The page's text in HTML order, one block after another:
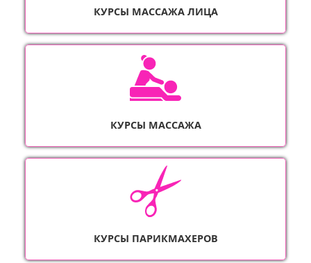
КУРСЫ МАССАЖА ЛИЦА
КУРСЫ МАССАЖА
КУРСЫ ПАРИКМАХЕРОВ